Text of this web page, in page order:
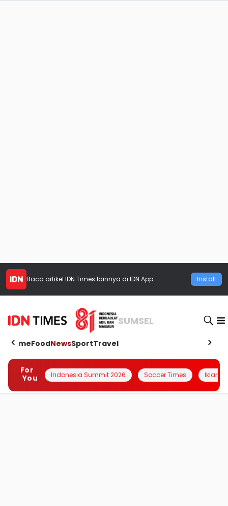
Baca artikel IDN Times lainnya di IDN App Install
SUMSEL
HomeFoodNewsSportTravel
For
You
Indonesia Summit 2026 Soccer Times Iklanin